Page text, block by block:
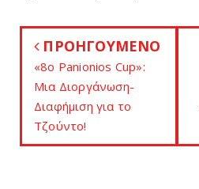
ΠΡΟΗΓΟΥΜΕΝΟ
«8ο Panionios Cup»:
Μια Διοργάνωση-
Διαφήμιση για το
Τζούντο!